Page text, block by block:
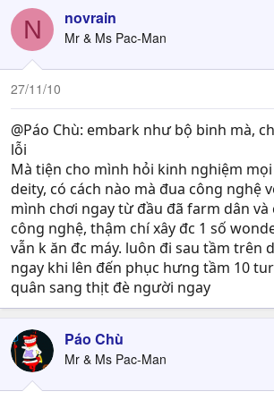
N novrain
Mr & Ms Pac-Man
27/11/10
@Páo Chù: embark như bộ binh mà,
lỗi
Mà tiện cho mình hỏi kinh nghiệm
deity, có cách nào mà đua công nghệ
mình chơi ngay từ đầu đã farm dân và
công nghệ, thậm chí xây đc 1 số
vẫn k ăn đc máy. luôn đi sau tầm trên
ngay khi lên đến phục hưng tầm 10
quân sang thịt đè người ngay
Páo Chù
Mr & Ms Pac-Man